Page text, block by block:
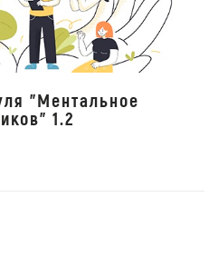
"Ментальное
1.2